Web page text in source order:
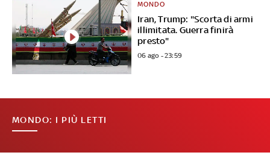
Iran, Trump: "Scorta di armi
illimitata. Guerra finirà
presto"
MONDO
06 ago - 23:59
MONDO: I PIÙ LETTI